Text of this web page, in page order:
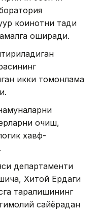
коинотни тадқиқ
оширади.
икки томонлама
очиш,
хавф-
департаменти
Хитой Ердаги
тарқалишининг
сайёрадан